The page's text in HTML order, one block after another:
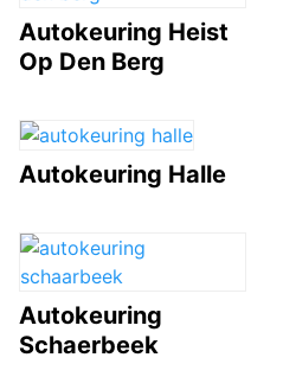
Autokeuring Heist
Op Den Berg
Autokeuring Halle
Autokeuring
Schaerbeek